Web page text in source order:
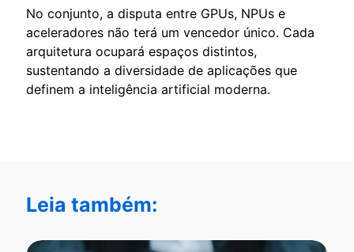
No conjunto, a disputa entre GPUs, NPUs e
aceleradores não terá um vencedor único. Cada
arquitetura ocupará espaços distintos,
sustentando a diversidade de aplicações que
definem a inteligência artificial moderna.
Leia também: